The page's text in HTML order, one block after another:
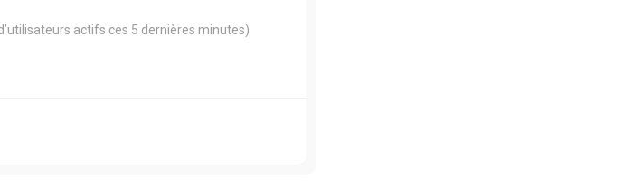
actifs ces 5 dernières minutes)